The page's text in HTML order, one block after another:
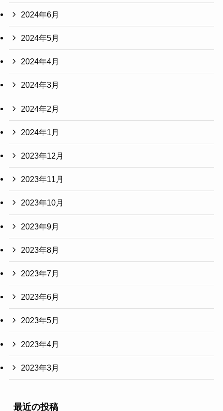
2024年6月
2024年5月
2024年4月
2024年3月
2024年2月
2024年1月
2023年12月
2023年11月
2023年10月
2023年9月
2023年8月
2023年7月
2023年6月
2023年5月
2023年4月
2023年3月
最近の投稿